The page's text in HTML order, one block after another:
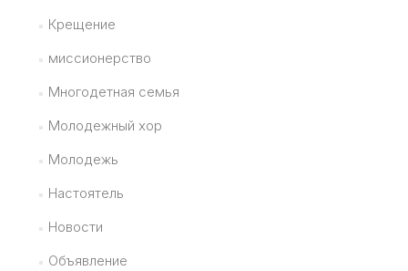
Крещение
миссионерство
Многодетная семья
Молодежный хор
Молодежь
Настоятель
Новости
Объявление